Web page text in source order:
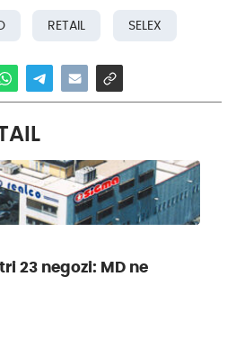
RETAIL SELEX
23 negozi: MD ne